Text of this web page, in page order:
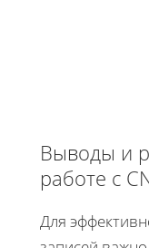
Выводы и
работе с
Для